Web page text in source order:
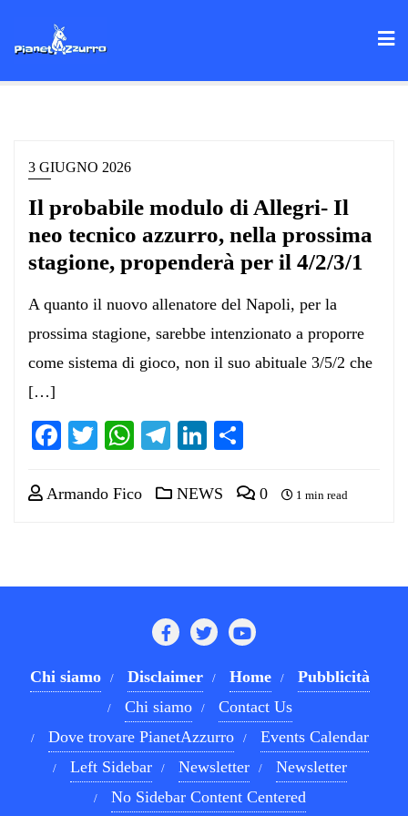
3 GIUGNO 2026
Il probabile modulo di Allegri- Il
neo tecnico azzurro, nella prossima
stagione, propenderà per il 4/2/3/1
A quanto il nuovo allenatore del Napoli, per la
prossima stagione, sarebbe intenzionato a proporre
come sistema di gioco, non il suo abituale 3/5/2 che
[…]
Facebook
TwitterWhatsApp
Telegram
LinkedIn
Armando Fico NEWS 0 1 min read
Chi siamo Disclaimer Home
Pubblicità
Chi siamo
Contact Us
Dove trovare PianetAzzurro
Events Calendar
Left Sidebar
Newsletter
Newsletter
No Sidebar Content Centered